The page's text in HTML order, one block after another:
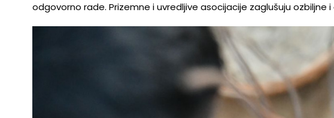
odgovorno rade. Prizemne i uvredljive asocijacije zaglušuju ozbiljne